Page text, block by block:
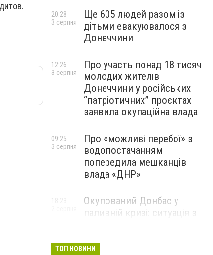
Ще 605 людей разом із
дітьми евакуювалося з
Донеччини
20:28
3 серпня
Про участь понад 18 тисяч
молодих жителів
Донеччини у російських
“патріотичних” проєктах
заявила окупаційна влада
12:26
3 серпня
Про «можливі перебої» з
водопостачанням
попередила мешканців
влада «ДНР»
09:25
3 серпня
Окупований Донбас у
паливній кризі: ситуація з
ТОП НОВИНИ